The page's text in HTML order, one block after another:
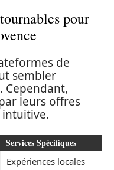
pour
de
sembler
Cependant,
leurs offres
Services Spécifiques
Expériences locales